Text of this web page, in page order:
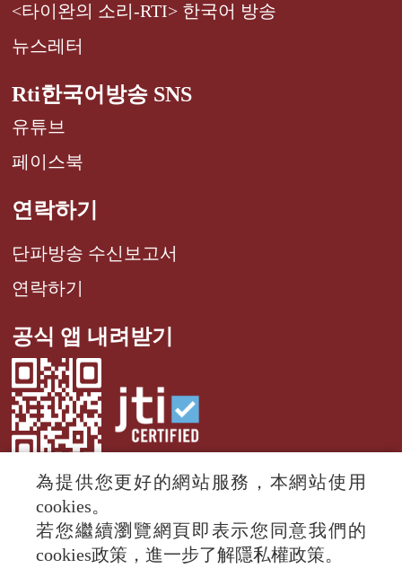
<타이완의 소리-RTI> 한국어 방송
뉴스레터
Rti한국어방송 SNS
유튜브
페이스북
연락하기
단파방송 수신보고서
연락하기
공식 앱 내려받기
© 2024 RTI (Radio Taiwan International).
All rights reserved.
為提供您更好的網站服務，本網站使用
cookies。
若您繼續瀏覽網頁即表示您同意我們的
cookies政策，進一步了解隱私權政策。